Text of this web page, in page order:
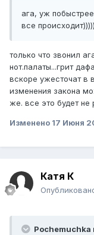
ага, уж
все
только что звонил
нот.палаты...грит
вскоре ужесточат в
изменения закона
же. все это будет не
Изменено 17 Июня
Катя К
Pochemuchka